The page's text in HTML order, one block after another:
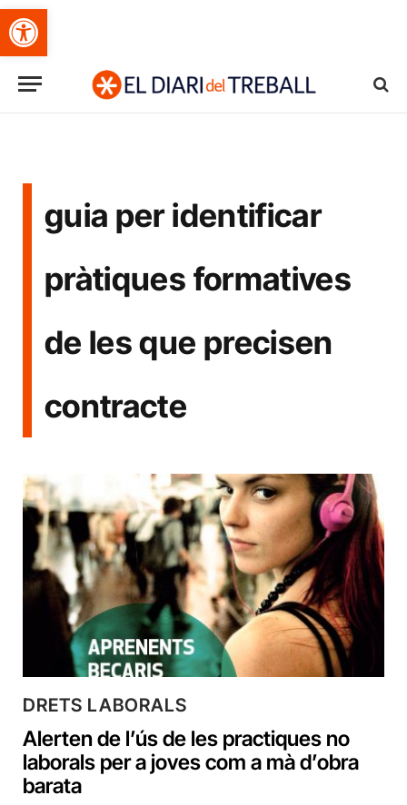
Obre la barra d'eines
guia per identificar
pràtiques formatives
de les que precisen
contracte
DRETS LABORALS
Alerten de l’ús de les practiques no
laborals per a joves com a mà d’obra
barata